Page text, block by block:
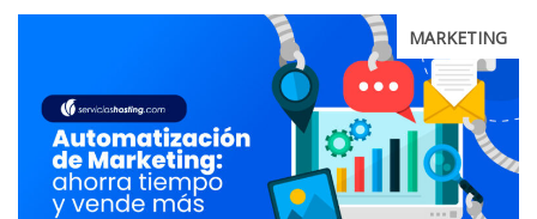
MARKETING